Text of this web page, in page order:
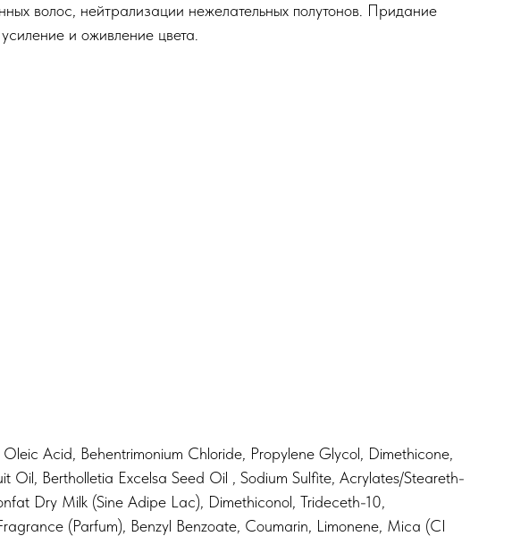
волос, нейтрализации нежелательных полутонов. Придание
и оживление цвета.
Acid, Behentrimonium Chloride, Propylene Glycol, Dimethicone,
Bertholletia Excelsa Seed Oil , Sodium Sulfite, Acrylates/Steareth-
Dry Milk (Sine Adipe Lac), Dimethiconol, Trideceth-10,
(Parfum), Benzyl Benzoate, Coumarin, Limonene, Mica (CI